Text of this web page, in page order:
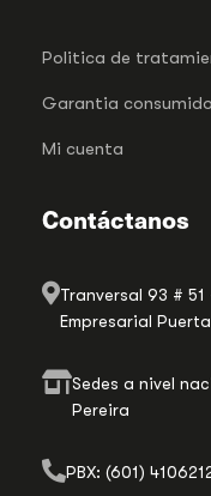
Politica de
Garantia
Mi cuenta
Contáctanos
Tranversal 93 #
Empresarial
Sedes a nivel
Pereira
PBX: (601)